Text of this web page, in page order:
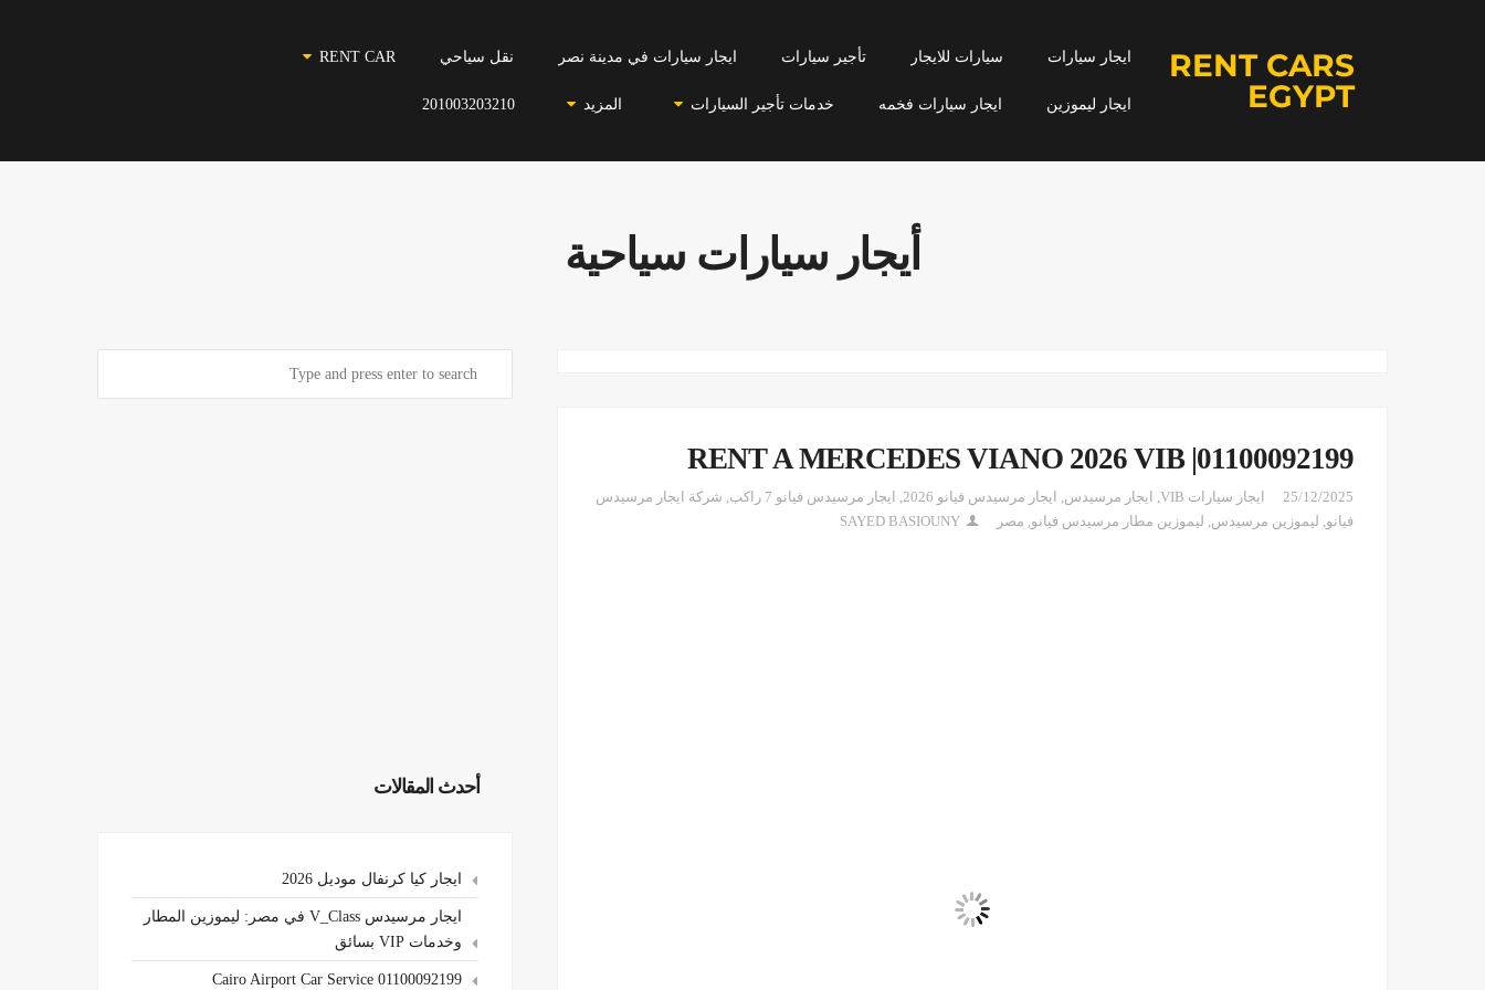
RENT CARS
EGYPT
ايجار سيارات سيارات للايجار تأجير سيارات ايجار سيارات في مدينة نصر نقل سياحي RENT CAR
ايجار ليموزين ايجار سيارات فخمه خدمات تأجير السيارات المزيد 201003203210
أيجار سيارات سياحية
01100092199| RENT A MERCEDES VIANO 2026 VIB
25/12/2025 ايجار سيارات VIB , ايجار مرسيدس, ايجار مرسيدس فيانو 2026 , ايجار مرسيدس فيانو 7 راكب , شركة ايجار مرسيدس
فيانو, ليموزين مرسيدس, ليموزين مطار مرسيدس فيانو, مصر SAYED BASIOUNY
أحدث المقالات
ايجار كيا كرنفال موديل 2026
ايجار مرسيدس V_Class في مصر: ليموزين المطار
وخدمات VIP بسائق
Cairo Airport Car Service 01100092199